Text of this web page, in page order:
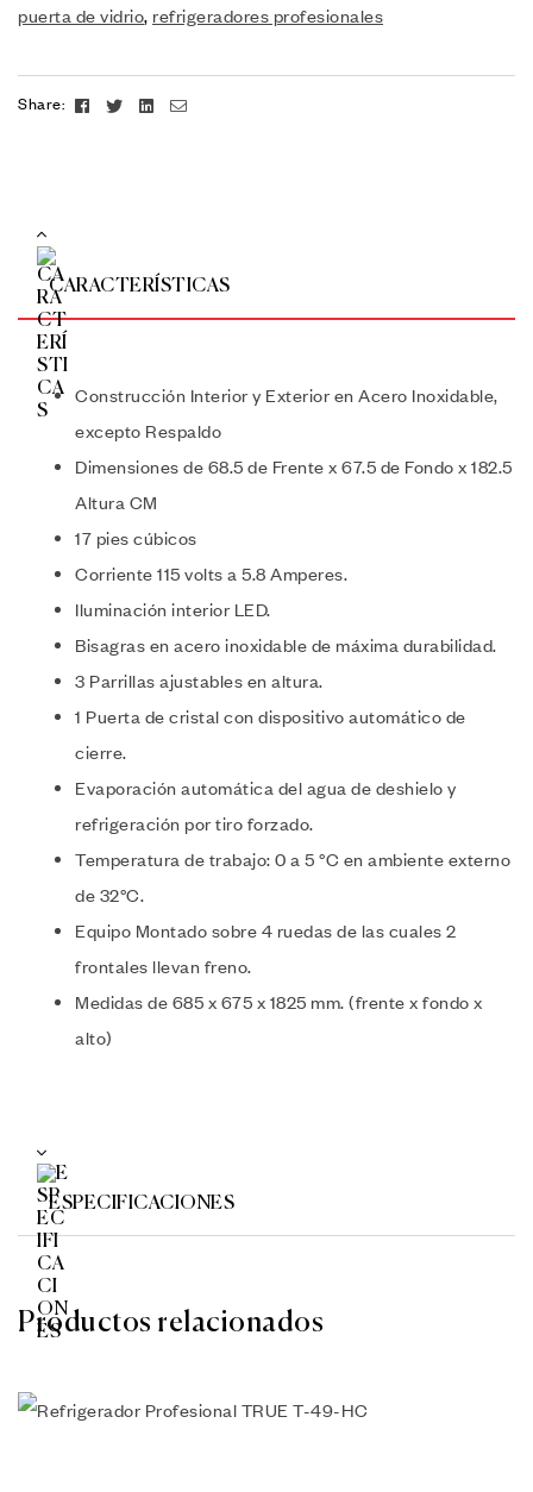
puerta de vidrio, refrigeradores profesionales
Share: FacebookTwitterLinkedin
Email
CARACTERÍSTICAS
Construcción Interior y Exterior en Acero Inoxidable,
excepto Respaldo
Dimensiones de 68.5 de Frente x 67.5 de Fondo x 182.5
Altura CM
17 pies cúbicos
Corriente 115 volts a 5.8 Amperes.
Iluminación interior LED.
Bisagras en acero inoxidable de máxima durabilidad.
3 Parrillas ajustables en altura.
1 Puerta de cristal con dispositivo automático de
cierre.
Evaporación automática del agua de deshielo y
refrigeración por tiro forzado.
Temperatura de trabajo: 0 a 5 °C en ambiente externo
de 32°C.
Equipo Montado sobre 4 ruedas de las cuales 2
frontales llevan freno.
Medidas de 685 x 675 x 1825 mm. (frente x fondo x
alto)
ESPECIFICACIONES
Productos relacionados